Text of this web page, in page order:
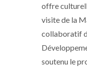
offre
visite de la
collaboratif
soutenu le